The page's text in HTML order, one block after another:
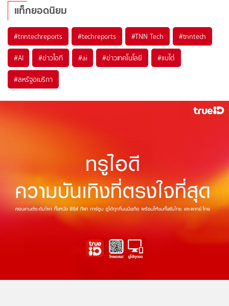
แท็กยอดนิยม
#tnntechreports #techreports #TNN Tech #tnntech
#AI #ข่าวไอที #ai #ข่าวเทคโนโลยี #แบไต๋
#สหรัฐอเมริกา